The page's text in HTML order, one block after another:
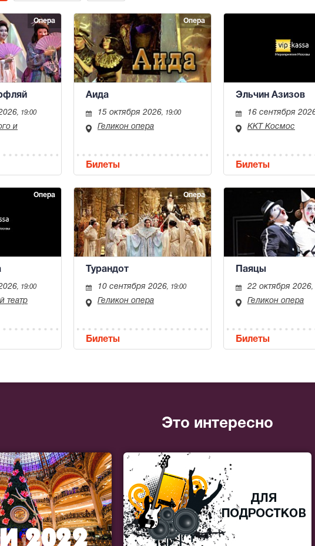
Опера
, 19:00
и
Опера
Аида
15 октября 2026, 19:00
Геликон опера
Билеты
Эльчин Азизов
16 сентября
ККТ Космос
Билеты
Опера
, 19:00
театр
Опера
Турандот
10 сентября 2026, 19:00
Геликон опера
Билеты
Паяцы
22 октября 2026,
Геликон опера
Билеты
Это интересно